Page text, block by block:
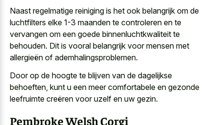
Naast regelmatige reiniging is het ook belangrijk om de
luchtfilters elke 1-3 maanden te controleren en te
vervangen om een goede binnenluchtkwaliteit te
behouden. Dit is vooral belangrijk voor mensen met
allergieën of ademhalingsproblemen.
Door op de hoogte te blijven van de dagelijkse
behoeften, kunt u een meer comfortabele en gezonde
leefruimte creëren voor uzelf en uw gezin.
Pembroke Welsh Corgi